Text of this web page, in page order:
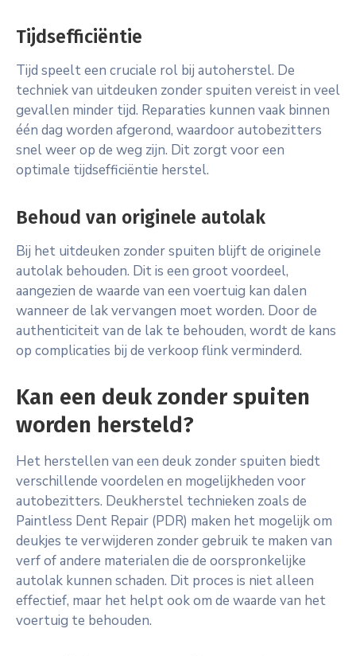
Tijdsefficiëntie
Tijd speelt een cruciale rol bij autoherstel. De
techniek van uitdeuken zonder spuiten vereist in veel
gevallen minder tijd. Reparaties kunnen vaak binnen
één dag worden afgerond, waardoor autobezitters
snel weer op de weg zijn. Dit zorgt voor een
optimale tijdsefficiëntie herstel.
Behoud van originele autolak
Bij het uitdeuken zonder spuiten blijft de originele
autolak behouden. Dit is een groot voordeel,
aangezien de waarde van een voertuig kan dalen
wanneer de lak vervangen moet worden. Door de
authenticiteit van de lak te behouden, wordt de kans
op complicaties bij de verkoop flink verminderd.
Kan een deuk zonder spuiten
worden hersteld?
Het herstellen van een deuk zonder spuiten biedt
verschillende voordelen en mogelijkheden voor
autobezitters. Deukherstel technieken zoals de
Paintless Dent Repair (PDR) maken het mogelijk om
deukjes te verwijderen zonder gebruik te maken van
verf of andere materialen die de oorspronkelijke
autolak kunnen schaden. Dit proces is niet alleen
effectief, maar het helpt ook om de waarde van het
voertuig te behouden.